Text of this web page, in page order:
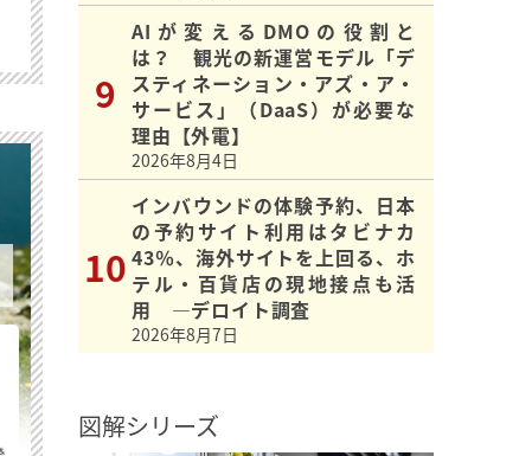
AIが変えるDMOの役割と
は？ 観光の新運営モデル「デ
スティネーション・アズ・ア・
サービス」（DaaS）が必要な
理由【外電】
2026年8月4日
インバウンドの体験予約、日本
の予約サイト利用はタビナカ
43％、海外サイトを上回る、ホ
テル・百貨店の現地接点も活
用 ―デロイト調査
2026年8月7日
図解シリーズ